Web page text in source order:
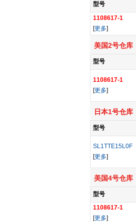
型号
1108617-1
[更多]
美国2号仓库
型号
1108617-1
[更多]
日本1号仓库
型号
SL1TTE15L0F
[更多]
美国4号仓库
型号
1108617-1
[更多]